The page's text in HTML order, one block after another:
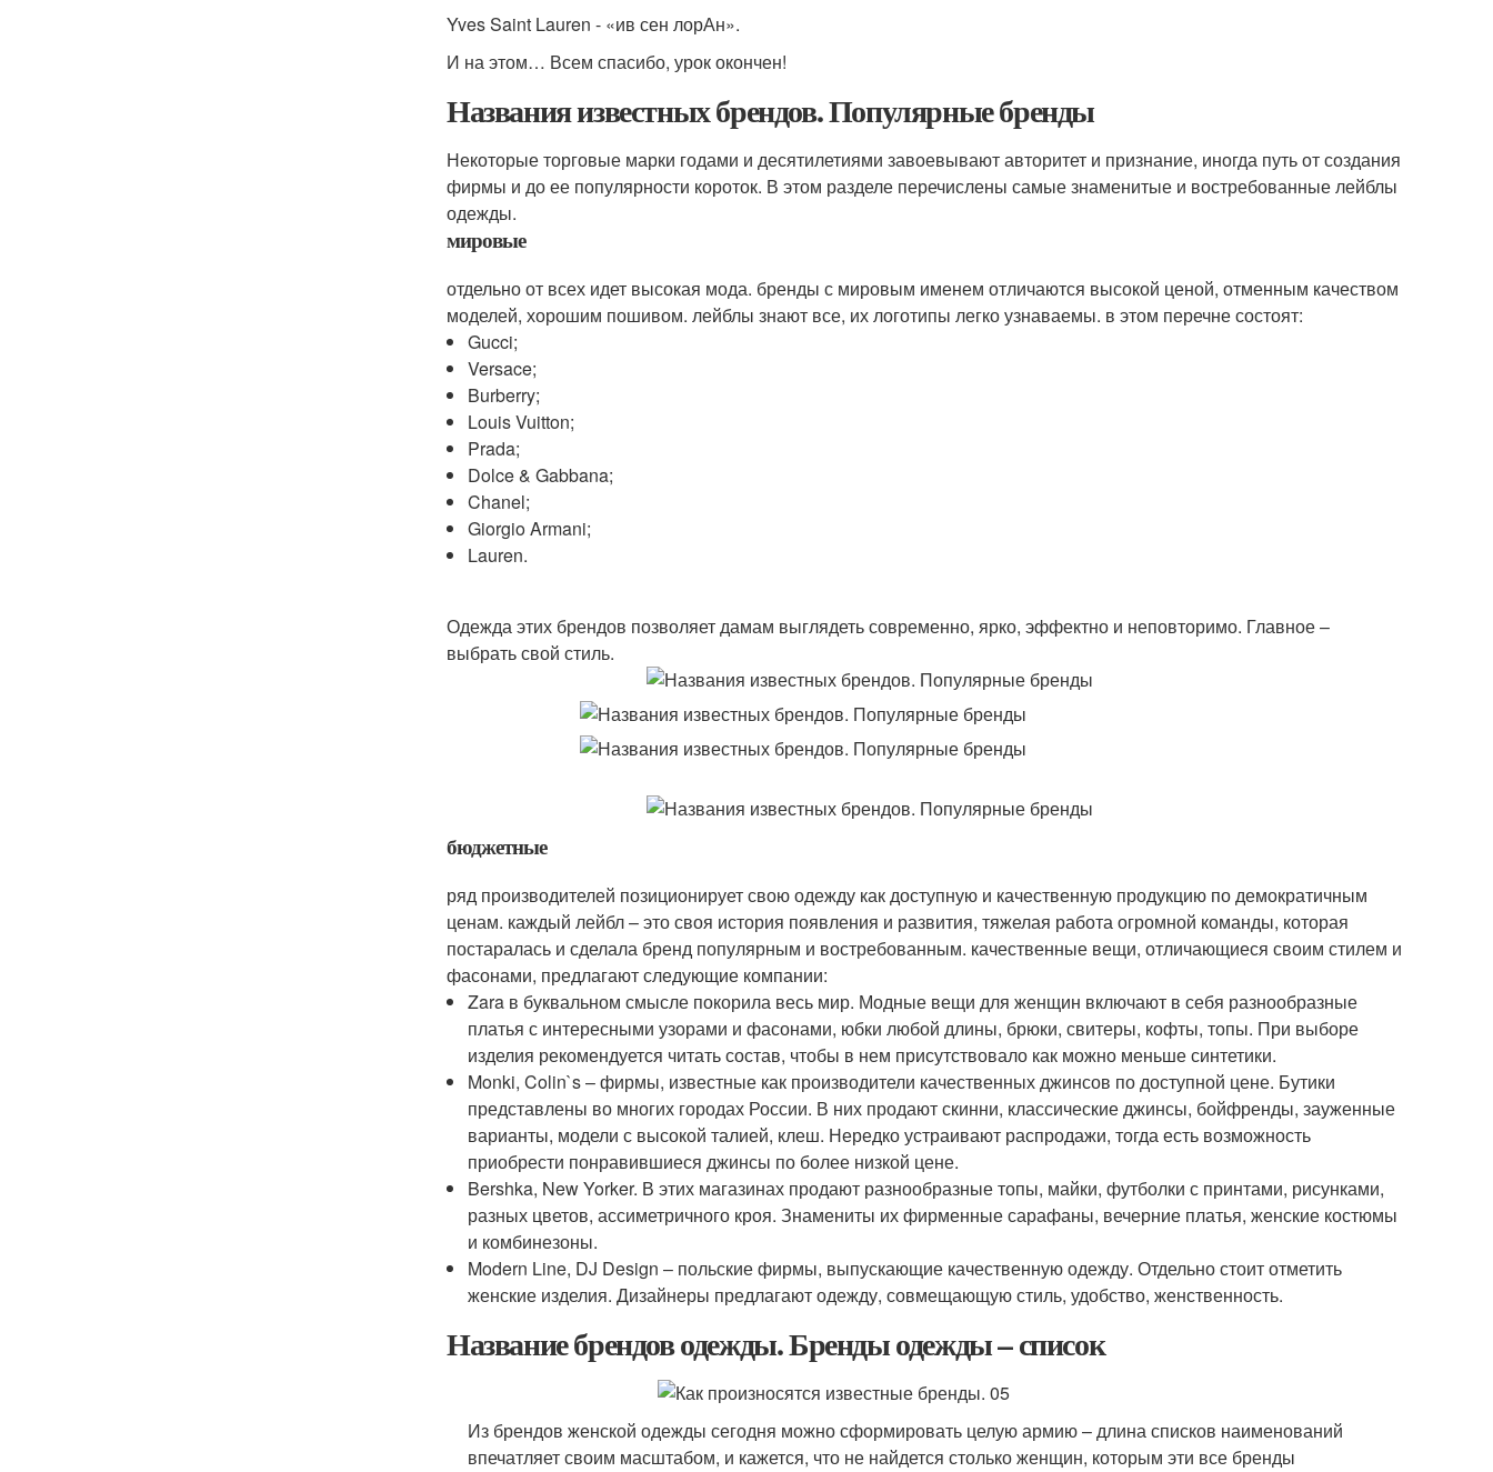
Yves Saint Lauren - «ив сен лорАн».
И на этом… Всем спасибо, урок окончен!
Названия известных брендов. Популярные бренды
Некоторые торговые марки годами и десятилетиями завоевывают авторитет и признание, иногда путь от создания
фирмы и до ее популярности короток. В этом разделе перечислены самые знаменитые и востребованные лейблы
одежды.
мировые
отдельно от всех идет высокая мода. бренды с мировым именем отличаются высокой ценой, отменным качеством
моделей, хорошим пошивом. лейблы знают все, их логотипы легко узнаваемы. в этом перечне состоят:
Gucci;
Versace;
Burberry;
Louis Vuitton;
Prada;
Dolce & Gabbana;
Chanel;
Giorgio Armani;
Lauren.
Одежда этих брендов позволяет дамам выглядеть современно, ярко, эффектно и неповторимо. Главное –
выбрать свой стиль.
бюджетные
ряд производителей позиционирует свою одежду как доступную и качественную продукцию по демократичным
ценам. каждый лейбл – это своя история появления и развития, тяжелая работа огромной команды, которая
постаралась и сделала бренд популярным и востребованным. качественные вещи, отличающиеся своим стилем и
фасонами, предлагают следующие компании:
Zara в буквальном смысле покорила весь мир. Модные вещи для женщин включают в себя разнообразные
платья с интересными узорами и фасонами, юбки любой длины, брюки, свитеры, кофты, топы. При выборе
изделия рекомендуется читать состав, чтобы в нем присутствовало как можно меньше синтетики.
Monki, Colin`s – фирмы, известные как производители качественных джинсов по доступной цене. Бутики
представлены во многих городах России. В них продают скинни, классические джинсы, бойфренды, зауженные
варианты, модели с высокой талией, клеш. Нередко устраивают распродажи, тогда есть возможность
приобрести понравившиеся джинсы по более низкой цене.
Bershka, New Yorker. В этих магазинах продают разнообразные топы, майки, футболки с принтами, рисунками,
разных цветов, ассиметричного кроя. Знамениты их фирменные сарафаны, вечерние платья, женские костюмы
и комбинезоны.
Modern Line, DJ Design – польские фирмы, выпускающие качественную одежду. Отдельно стоит отметить
женские изделия. Дизайнеры предлагают одежду, совмещающую стиль, удобство, женственность.
Название брендов одежды. Бренды одежды – список
Из брендов женской одежды сегодня можно сформировать целую армию – длина списков наименований
впечатляет своим масштабом, и кажется, что не найдется столько женщин, которым эти все бренды